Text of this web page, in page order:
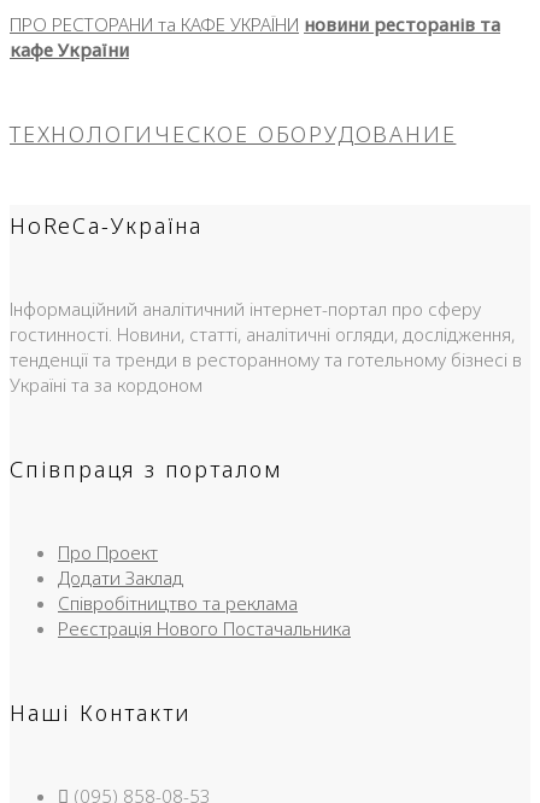
ПРО РЕСТОРАНИ та КАФЕ УКРАЇНИ новини ресторанів та
кафе України
ТЕХНОЛОГИЧЕСКОЕ ОБОРУДОВАНИЕ
HoReCa-Україна
Інформаційний аналітичний інтернет-портал про сферу
гостинності. Новини, статті, аналітичні огляди, дослідження,
тенденції та тренди в ресторанному та готельному бізнесі в
Україні та за кордоном
Співпраця з порталом
Про Проект
Додати Заклад
Співробітництво та реклама
Реєстрація Нового Постачальника
Наші Контакти
(095) 858-08-53